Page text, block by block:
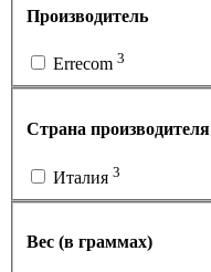
Производитель
Errecom 3
Страна производителя
Италия 3
Вес (в граммах)